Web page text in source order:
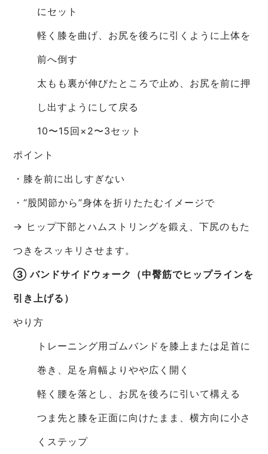
にセット
軽く膝を曲げ、お尻を後ろに引くように上体を
前へ倒す
太もも裏が伸びたところで止め、お尻を前に押
し出すようにして戻る
10〜15回×2〜3セット
ポイント
・膝を前に出しすぎない
・“股関節から”身体を折りたたむイメージで
→ ヒップ下部とハムストリングを鍛え、下尻のもた
つきをスッキリさせます。
③ バンドサイドウォーク（中臀筋でヒップラインを
引き上げる）
やり方
トレーニング用ゴムバンドを膝上または足首に
巻き、足を肩幅よりやや広く開く
軽く腰を落とし、お尻を後ろに引いて構える
つま先と膝を正面に向けたまま、横方向に小さ
くステップ